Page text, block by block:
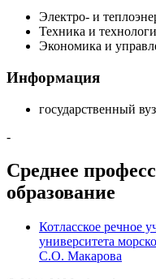
Электро- и
Техника и
Экономика и
Информация
государственный вуз
-
Среднее
образование
Котласское речное
университета
С.О. Макарова